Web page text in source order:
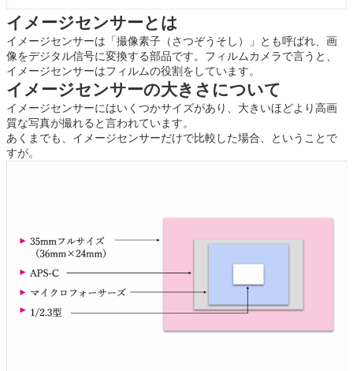
イメージセンサーとは
イメージセンサーは「撮像素子（さつぞうそし）」とも呼ばれ、画
像をデジタル信号に変換する部品です。フィルムカメラで言うと、
イメージセンサーはフィルムの役割をしています。
イメージセンサーの大きさについて
イメージセンサーにはいくつかサイズがあり、大きいほどより高画
質な写真が撮れると言われています。
あくまでも、イメージセンサーだけで比較した場合、ということで
すが。